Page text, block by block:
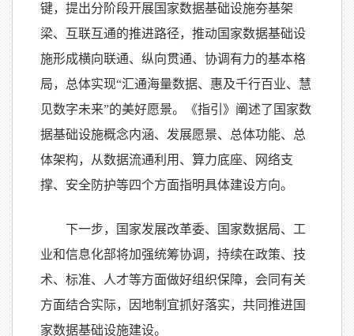
键，提出分阶段开展国家数据基础设施夯基架
梁、互联互通的推进路径，推动国家数据基础设
施形成横向联通、纵向贯通、协调有力的基本格
局，总体实现“汇通海量数据、惠及千行百业、慧
见数字未来”的美好愿景。《指引》阐述了国家数
据基础设施概念内涵、发展愿景、总体功能、总
体架构，从数据流通利用、算力底座、网络支
撑、安全防护等四个方面指明具体建设方向。
下一步，国家发展改革委、国家数据局、工
业和信息化部将加强统筹协调，持续在政策、技
术、标准、人才等方面做好组织保障，会同有关
方面结合实际，因地制宜抓好落实，共同推进国
家数据基础设施建设。